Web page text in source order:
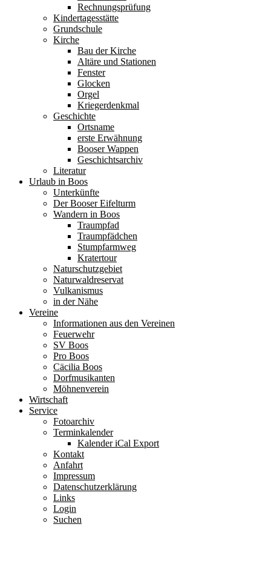
Rechnungsprüfung
Kindertagesstätte
Grundschule
Kirche
Bau der Kirche
Altäre und Stationen
Fenster
Glocken
Orgel
Kriegerdenkmal
Geschichte
Ortsname
erste Erwähnung
Booser Wappen
Geschichtsarchiv
Literatur
Urlaub in Boos
Unterkünfte
Der Booser Eifelturm
Wandern in Boos
Traumpfad
Traumpfädchen
Stumpfarmweg
Kratertour
Naturschutzgebiet
Naturwaldreservat
Vulkanismus
in der Nähe
Vereine
Informationen aus den Vereinen
Feuerwehr
SV Boos
Pro Boos
Cäcilia Boos
Dorfmusikanten
Möhnenverein
Wirtschaft
Service
Fotoarchiv
Terminkalender
Kalender iCal Export
Kontakt
Anfahrt
Impressum
Datenschutzerklärung
Links
Login
Suchen